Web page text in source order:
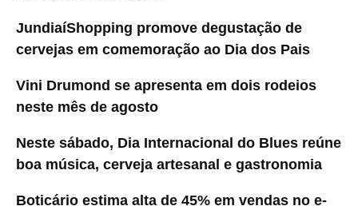
JundiaíShopping promove degustação de
cervejas em comemoração ao Dia dos Pais
Vini Drumond se apresenta em dois rodeios
neste mês de agosto
Neste sábado, Dia Internacional do Blues reúne
boa música, cerveja artesanal e gastronomia
Boticário estima alta de 45% em vendas no e-